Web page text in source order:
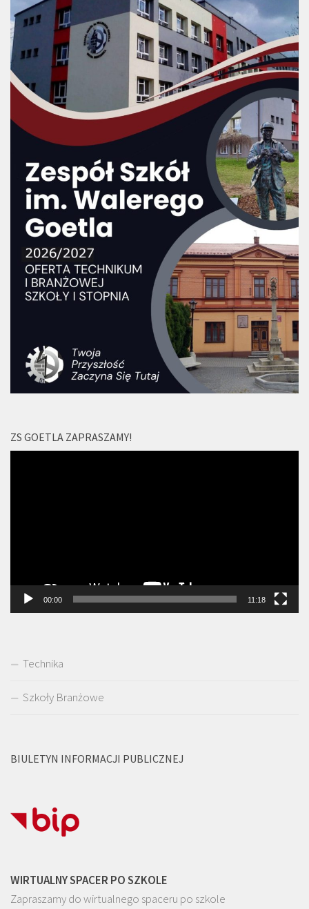
ZS GOETLA ZAPRASZAMY!
00:00 11:18
Technika
Szkoły Branżowe
BIULETYN INFORMACJI PUBLICZNEJ
WIRTUALNY SPACER PO SZKOLE
Zapraszamy do wirtualnego spaceru po szkole